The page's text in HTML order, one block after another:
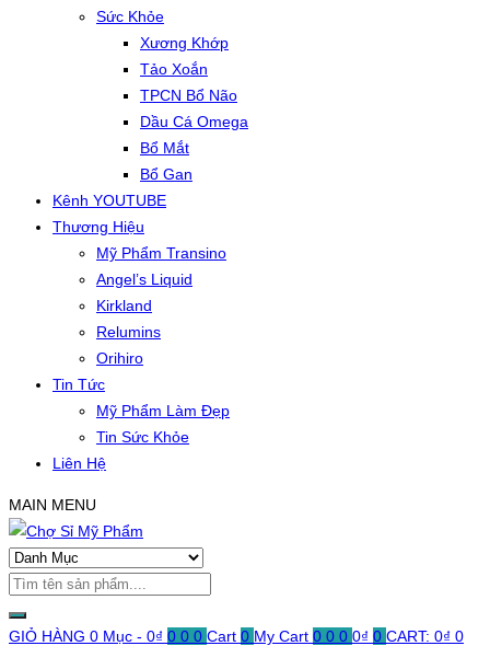
Sức Khỏe
Xương Khớp
Tảo Xoắn
TPCN Bổ Não
Dầu Cá Omega
Bổ Mắt
Bổ Gan
Kênh YOUTUBE
Thương Hiệu
Mỹ Phẩm Transino
Angel’s Liquid
Kirkland
Relumins
Orihiro
Tin Tức
Mỹ Phẩm Làm Đẹp
Tin Sức Khỏe
Liên Hệ
MAIN MENU
GIỎ HÀNG 0 Mục - 0₫ 0 0 0 Cart 0 My Cart 0 0 0 0₫ 0 CART: 0₫ 0